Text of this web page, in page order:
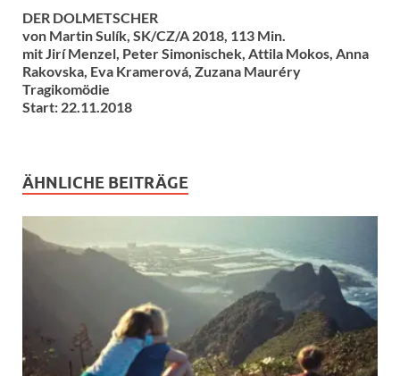
DER DOLMETSCHER
von Martin Sulík, SK/CZ/A 2018, 113 Min.
mit Jirí Menzel, Peter Simonischek, Attila Mokos, Anna
Rakovska, Eva Kramerová, Zuzana Mauréry
Tragikomödie
Start: 22.11.2018
ÄHNLICHE BEITRÄGE